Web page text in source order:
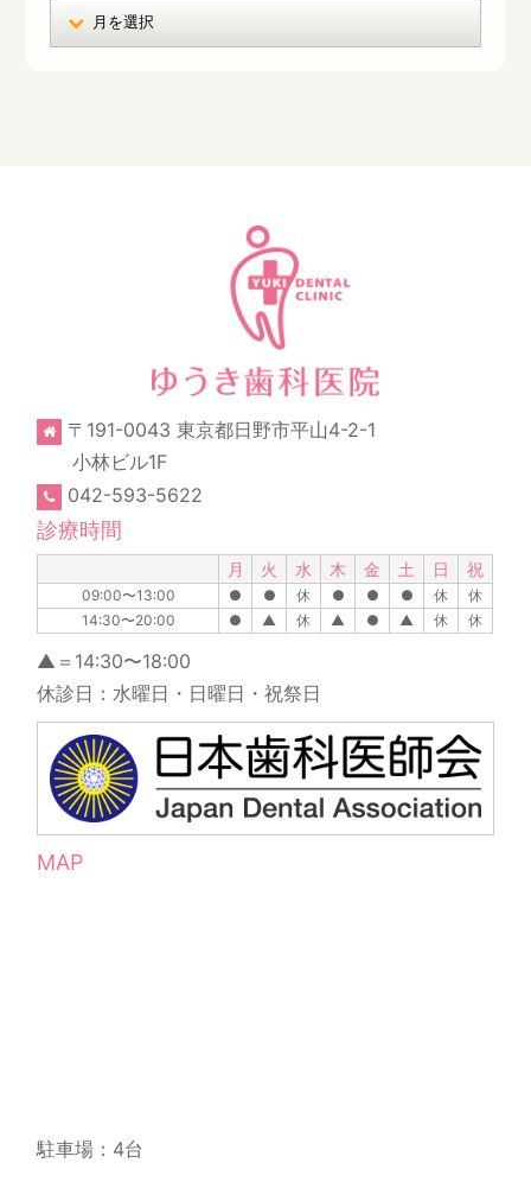
〒191-0043 東京都日野市平山4-2-1
小林ビル1F
042-593-5622
診療時間
月 火 水 木 金 土 日 祝
09:00〜13:00 ● ● 休 ● ● ● 休
休
14:30〜20:00
● ▲ 休 ▲ ● ▲ 休 休
▲＝14:30〜18:00
休診日：水曜日・日曜日・祝祭日
MAP
駐車場：4台